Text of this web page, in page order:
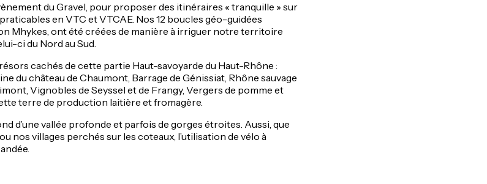
du Gravel, pour proposer des itinéraires « tranquille » sur
en VTC et VTCAE. Nos 12 boucles géo-guidées
Mhykes, ont été créées de manière à irriguer notre territoire
ci du Nord au Sud.
cachés de cette partie Haut-savoyarde du Haut-Rhône :
du château de Chaumont, Barrage de Génissiat, Rhône sauvage
Vignobles de Seyssel et de Frangy, Vergers de pomme et
terre de production laitière et fromagère.
d’une vallée profonde et parfois de gorges étroites. Aussi, que
nos villages perchés sur les coteaux, l’utilisation de vélo à